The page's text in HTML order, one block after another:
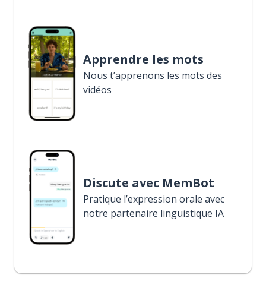
Apprendre les mots
Nous t’apprenons les mots des
vidéos
Discute avec MemBot
Pratique l’expression orale avec
notre partenaire linguistique IA